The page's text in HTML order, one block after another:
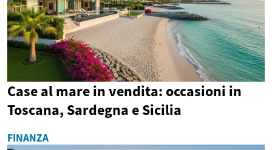
Case al mare in vendita: occasioni in
Toscana, Sardegna e Sicilia
FINANZA